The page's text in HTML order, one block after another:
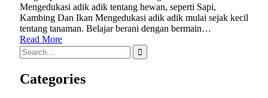
Mengedukasi adik adik tentang hewan, seperti Sapi,
Kambing Dan Ikan Mengedukasi adik adik mulai sejak kecil
tentang tanaman. Belajar berani dengan bermain…
Read More
Categories